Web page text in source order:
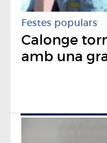
Festes populars
Calonge
amb una